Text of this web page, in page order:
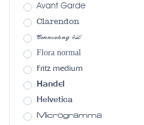
Avant Garde
Clarendon
Connecting 4L
Flora normal
Fritz medium
Handel
Helvetica
Microgramma